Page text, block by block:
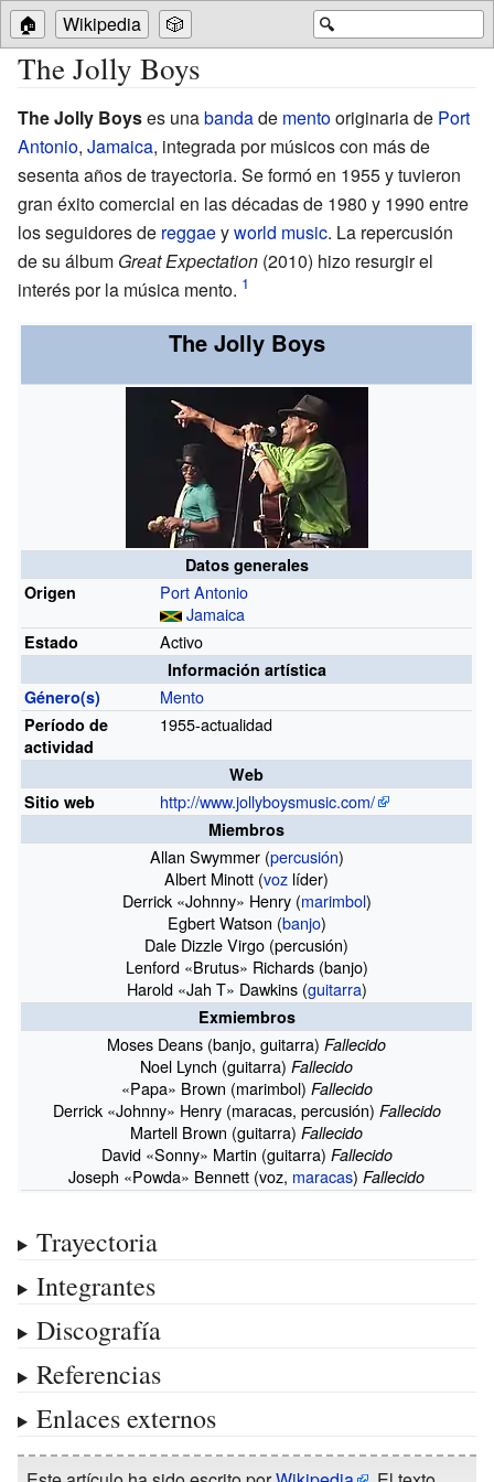
🔍
🏠 Wikipedia 🎲
The Jolly Boys
The Jolly Boyses unabandade mentooriginaria de Port
Antonio, Jamaica, integrada por músicos con más de
sesenta años de trayectoria. Se formó en 1955 y tuvieron
gran éxito comercial en las décadas de 1980 y 1990 entre
los seguidores de reggaeyworld music. La repercusión
de su álbum Great Expectation (2010) hizo resurgir el
interés por la música mento.
The Jolly Boys
Datos generales
Origen
Port Antonio
Jamaica
Estado Activo
Información artística
Género(s)
Mento
Período de
actividad
1955-actualidad
Web
Sitio web
http://www.jollyboysmusic.com/
Miembros
Allan Swymmer (percusión)
Albert Minott (voz líder)
Derrick «Johnny» Henry (marimbol)
Egbert Watson (banjo)
Dale Dizzle Virgo (percusión)
Lenford «Brutus» Richards (banjo)
Harold «Jah T» Dawkins (guitarra)
Exmiembros
Moses Deans (banjo, guitarra)Fallecido
Noel Lynch (guitarra)Fallecido
«Papa» Brown (marimbol) Fallecido
Derrick «Johnny» Henry (maracas, percusión) Fallecido
Martell Brown (guitarra)Fallecido
David «Sonny» Martin (guitarra) Fallecido
Joseph «Powda» Bennett (voz, maracas)Fallecido
Trayectoria
Integrantes
Discografía
Referencias
Enlaces externos